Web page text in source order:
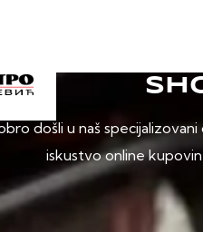
došli u naš
iskustvo online